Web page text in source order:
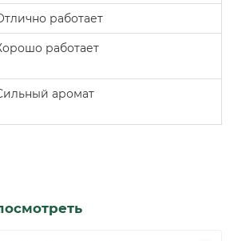
работает
работает
аромат